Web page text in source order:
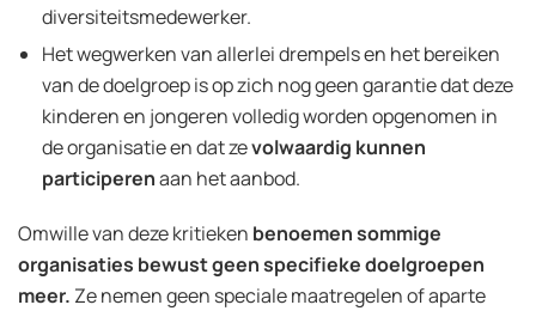
diversiteitsmedewerker.
Het wegwerken van allerlei drempels en het bereiken
van de doelgroep is op zich nog geen garantie dat deze
kinderen en jongeren volledig worden opgenomen in
de organisatie en dat zevolwaardig kunnen
participerenaan het aanbod.
Omwille van deze kritieken benoemen sommige
organisaties bewust geen specifieke doelgroepen
meer. Ze nemen geen speciale maatregelen of aparte